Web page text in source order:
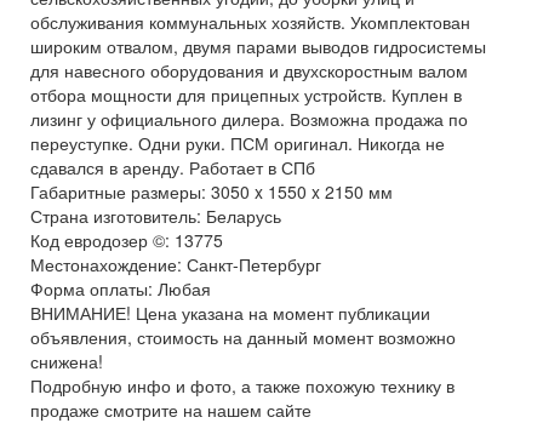
обслуживания коммунальных хозяйств. Укомплектован
широким отвалом, двумя парами выводов гидросистемы
для навесного оборудования и двухскоростным валом
отбора мощности для прицепных устройств. Куплен в
лизинг у официального дилера. Возможна продажа по
переуступке. Одни руки. ПСМ оригинал. Никогда не
сдавался в аренду. Работает в СПб
Габаритные размеры: 3050 x 1550 x 2150 мм
Страна изготовитель: Беларусь
Код евродозер ©: 13775
Местонахождение: Санкт-Петербург
Форма оплаты: Любая
ВНИМАНИЕ! Цена указана на момент публикации
объявления, стоимость на данный момент возможно
снижена!
Подробную инфо и фото, а также похожую технику в
продаже смотрите на нашем сайте